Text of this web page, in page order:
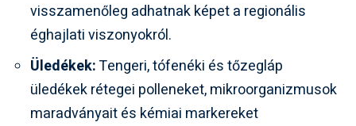
visszamenőleg adhatnak képet a regionális
éghajlati viszonyokról.
Üledékek:Tengeri, tófenéki és tőzegláp
üledékek rétegei polleneket, mikroorganizmusok
maradványait és kémiai markereket